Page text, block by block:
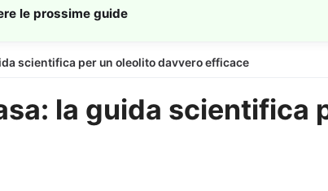
scientifica per un oleolito davvero efficace
le prossime guide
la guida scientifica